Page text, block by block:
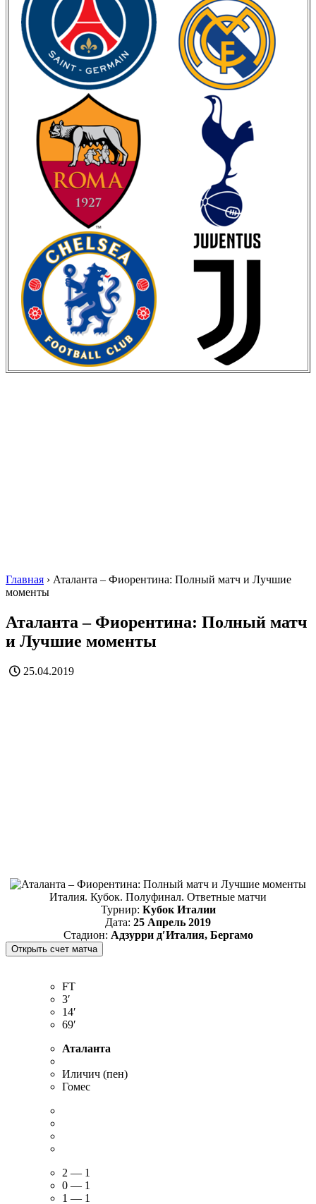
Главная › Аталанта – Фиорентина: Полный матч и Лучшие
моменты
Аталанта – Фиорентина: Полный матч
и Лучшие моменты
25.04.2019
Италия. Кубок. Полуфинал. Ответные матчи
Турнир: Кубок Италии
Дата: 25 Апрель 2019
Стадион: Адзурри д′Италия, Бергамо
FT
3′
14′
69′
Аталанта
Иличич (пен)
Гомес
2 — 1
0 — 1
1 — 1